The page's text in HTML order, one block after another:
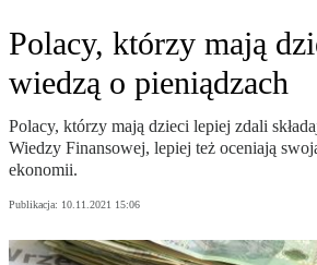
Polacy, którzy mają
wiedzą o pieniądzach
Polacy, którzy mają dzieci lepiej zdali
Wiedzy Finansowej, lepiej też oceniają
ekonomii.
Publikacja: 10.11.2021 15:06